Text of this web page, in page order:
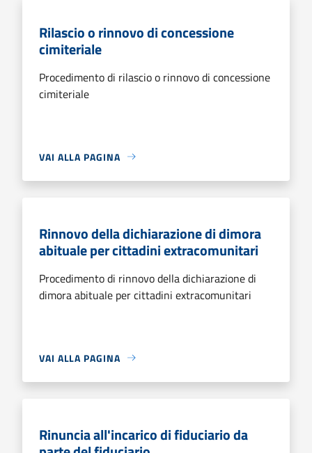
Rilascio o rinnovo di concessione
cimiteriale
Procedimento di rilascio o rinnovo di concessione
cimiteriale
VAI ALLA PAGINA
Rinnovo della dichiarazione di dimora
abituale per cittadini extracomunitari
Procedimento di rinnovo della dichiarazione di
dimora abituale per cittadini extracomunitari
VAI ALLA PAGINA
Rinuncia all'incarico di fiduciario da